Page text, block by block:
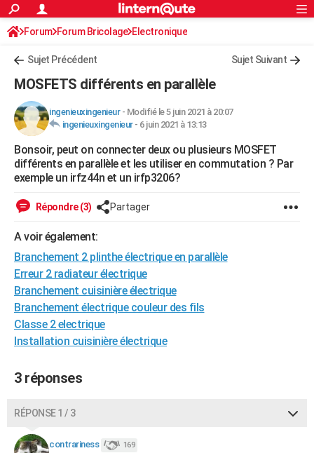
ACTUALITÉS
Politique
Société
Faits Divers
Education
Monde
Villes
+
FINANCE
Retraite
Impôts
Epargne
Immobilier
Risques naturels par ville
Banque
Assurance
Crédit
AUTO
Essais
Réserver un essai
Citadines
Berlines
SUV
Forum auto
+HIGH-TECH
Mobiles
Meilleur smartphone
Internet
Ordinateurs
Jeux vidéo
Guide high-tech
+
Forum
Aménagement intérieur
Extérieur
Cuisine
Salle de bains
Jardinage
Rangement
WEEK-END
Guides de France
Escapades
Patrimoine
Expositions
Musées
Week-end nature
+LIFESTYLE
Art de vivre
Bien-être
Loisirs
Mode
Modes de vie
SANTE
Alimentation
Guide de la santé
Maladies
Médicaments
Sommeil
VOYAGE
Destinations
City break
Voyage nature
Voyage de noces
Forum
Climat
+PHOTO
BONS PLANS
CARTE DE VOEUX
Carte de Noël
Carte Bonne année
Carte Saint-Valentin
Carte Pâques
Carte d'anniversaire
DICTIONNAIRE
S'inscrire
Connexion
Forum Forum Bricolage Electronique
Sujet Précédent Sujet Suivant
MOSFETS différents en parallèle
ingenieuxingenieur- Modifié le 5 juin 2021 à 20:07
ingenieuxingenieur- 6 juin 2021 à 13:13
Bonsoir, peut on connecter deux ou plusieurs MOSFET
différents en parallèle et les utiliser en commutation ? Par
exemple un irfz44n et un irfp3206?
Répondre (3) Partager
A voir également:
Branchement 2 plinthe électrique en parallèle
Erreur 2 radiateur électrique
Branchement cuisinière électrique
Branchement électrique couleur des fils
Classe 2 electrique
Installation cuisinière électrique
3 réponses
RÉPONSE 1 / 3
contrariness 169